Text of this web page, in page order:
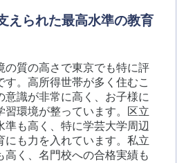
えられた最高水準の教育
の質の高さで東京でも特に評
す。高所得世帯が多く住むこ
意識が非常に高く、お子様に
習環境が整っています。区立
準も高く、特に学芸大学周辺
にも力を入れています。私立
高く、名門校への合格実績も